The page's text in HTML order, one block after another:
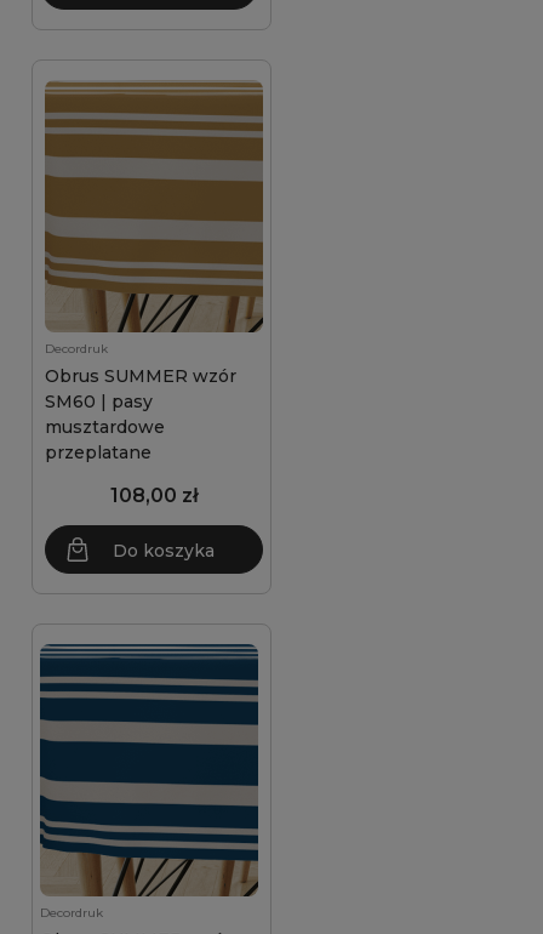
Decordruk
Obrus SUMMER wzór
SM60 | pasy
musztardowe
przeplatane
108,00 zł
Do koszyka
Decordruk